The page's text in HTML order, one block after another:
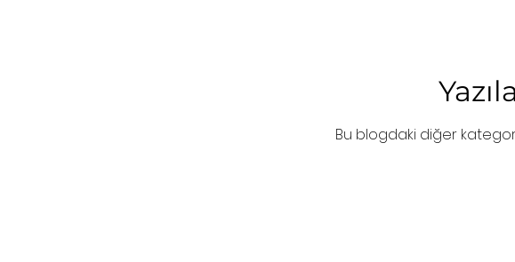
Bu blogdaki diğer